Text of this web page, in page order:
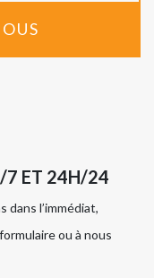
7 ET 24H/24
dans l’immédiat,
ou à nous